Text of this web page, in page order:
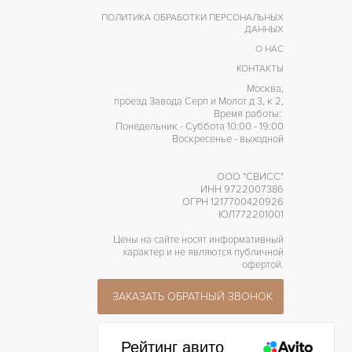
ПОЛИТИКА ОБРАБОТКИ ПЕРСОНАЛЬНЫХ
ДАННЫХ
О НАС
КОНТАКТЫ
Москва,
проезд Завода Серп и Молот д 3, к 2,
Время работы:
Понедельник - Суббота 10:00 - 19:00
Воскресенье - выходной
ООО "СВИСС"
ИНН 9722007386
ОГРН 1217700420926
ЮЛ772201001
Цены на сайте носят информативный
характер и не являются публичной
офертой.
ЗАКАЗАТЬ ОБРАТНЫЙ ЗВОНОК
Рейтинг авито